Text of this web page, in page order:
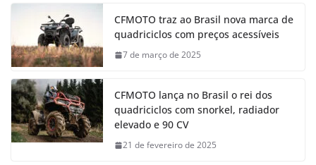
CFMOTO traz ao Brasil nova marca de
quadriciclos com preços acessíveis
7 de março de 2025
CFMOTO lança no Brasil o rei dos
quadriciclos com snorkel, radiador
elevado e 90 CV
21 de fevereiro de 2025